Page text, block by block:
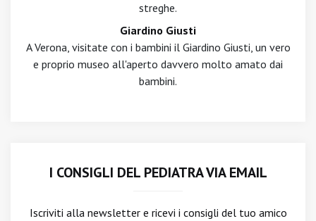
streghe.
Giardino Giusti
A Verona, visitate con i bambini il Giardino Giusti, un vero
e proprio museo all'aperto davvero molto amato dai
bambini.
I CONSIGLI DEL PEDIATRA VIA EMAIL
Iscriviti alla newslettere ricevi i consigli del tuo amico